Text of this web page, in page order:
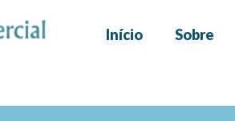
Início Sobre